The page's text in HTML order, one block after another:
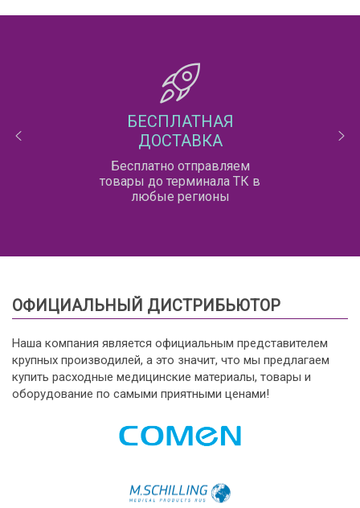
БЕСПЛАТНАЯ
ДОСТАВКА
Бесплатно отправляем
товары до терминала ТК в
любые регионы
ОФИЦИАЛЬНЫЙ ДИСТРИБЬЮТОР
Наша компания является официальным представителем
крупных производилей, а это значит, что мы предлагаем
купить расходные медицинские материалы, товары и
оборудование по самыми приятными ценами!